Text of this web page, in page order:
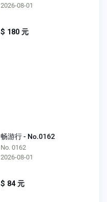
2026-08-01
$ 180 元
畅游行 - No.0162
No. 0162
2026-08-01
$ 84 元